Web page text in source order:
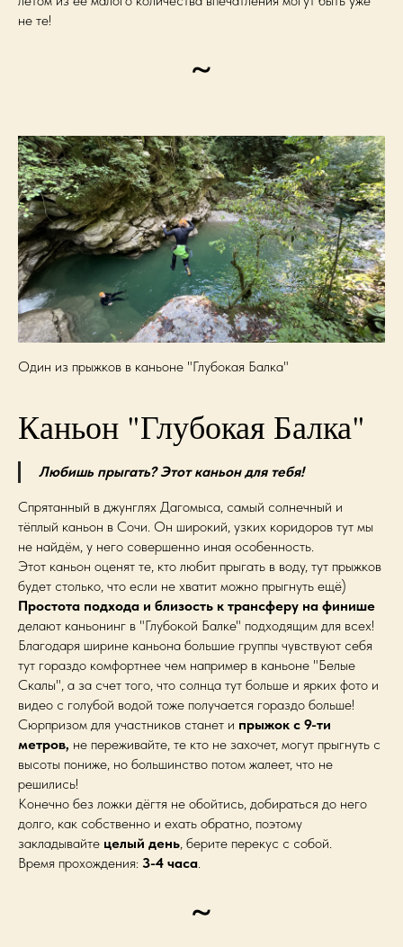
не те!
~
Один из прыжков в каньоне "Глубокая Балка"
Каньон "Глубокая Балка"
Любишь прыгать? Этот каньон для тебя!
Спрятанный в джунглях Дагомыса, самый солнечный и
тёплый каньон в Сочи. Он широкий, узких коридоров тут мы
не найдём, у него совершенно иная особенность.
Этот каньон оценят те, кто любит прыгать в воду, тут прыжков
будет столько, что если не хватит можно прыгнуть ещё)
Простота подхода и близость к трансферу на финише
делают каньонинг в "Глубокой Балке" подходящим для всех!
Благодаря ширине каньона большие группы чувствуют себя
тут гораздо комфортнее чем например в каньоне "Белые
Скалы", а за счет того, что солнца тут больше и ярких фото и
видео с голубой водой тоже получается гораздо больше!
Сюрпризом для участников станет и прыжок с 9-ти
метров, не переживайте, те кто не захочет, могут прыгнуть с
высоты пониже, но большинство потом жалеет, что не
решились!
Конечно без ложки дёгтя не обойтись, добираться до него
долго, как собственно и ехать обратно, поэтому
закладывайте целый день , берите перекус с собой.
Время прохождения: 3-4 часа
~